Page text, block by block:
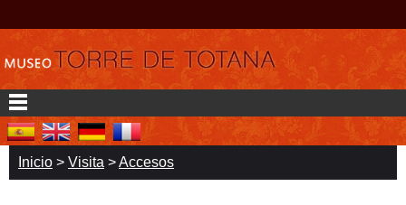
Inicio > Visita >Accesos